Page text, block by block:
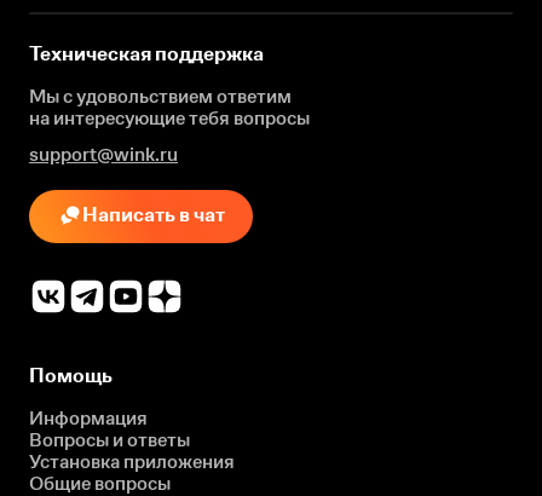
Техническая поддержка
Мы с удовольствием ответим
на интересующиетебя вопросы
support@wink.ru
Написать в чат
Помощь
Информация
Вопросы и ответы
Установка приложения
Общие вопросы